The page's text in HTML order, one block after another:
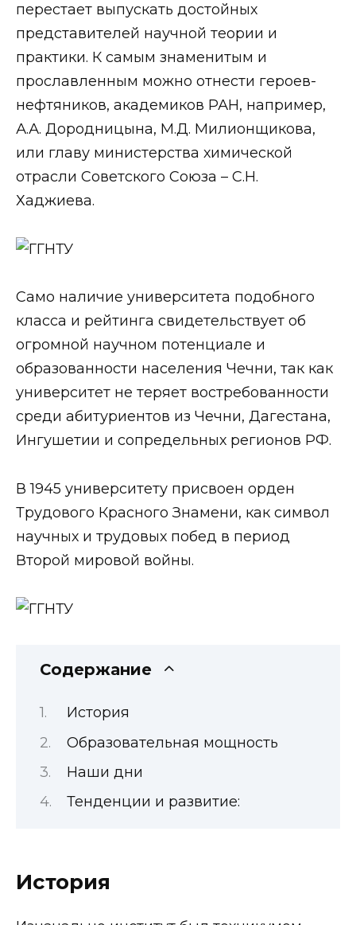
перестает выпускать достойных
представителей научной теории и
практики. К самым знаменитым и
прославленным можно отнести героев-
нефтяников, академиков РАН, например,
А.А. Дородницына, М.Д. Милионщикова,
или главу министерства химической
отрасли Советского Союза – С.Н.
Хаджиева.
Само наличие университета подобного
класса и рейтинга свидетельствует об
огромной научном потенциале и
образованности населения Чечни, так как
университет не теряет востребованности
среди абитуриентов из Чечни, Дагестана,
Ингушетии и сопредельных регионов РФ.
В 1945 университету присвоен орден
Трудового Красного Знамени, как символ
научных и трудовых побед в период
Второй мировой войны.
Содержание
История
Образовательная мощность
Наши дни
Тенденции и развитие:
История